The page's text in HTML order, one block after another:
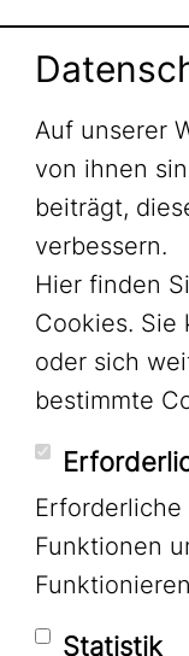
Auf unserer
von ihnen
beiträgt,
verbessern.
Hier finden
Cookies. Sie
oder sich
bestimmte
Funktionen
Statistik